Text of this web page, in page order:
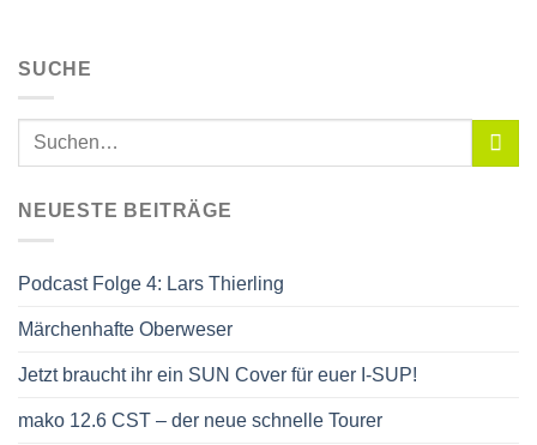
SUCHE
NEUESTE BEITRÄGE
Podcast Folge 4: Lars Thierling
Märchenhafte Oberweser
Jetzt braucht ihr ein SUN Cover für euer I-SUP!
mako 12.6 CST – der neue schnelle Tourer